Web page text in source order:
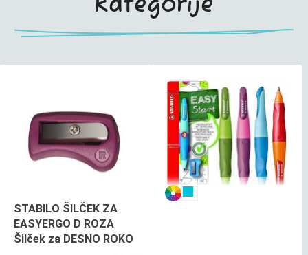
STABILO ŠILČEK ZA
EASYERGO D ROZA
Šilček za DESNO ROKO